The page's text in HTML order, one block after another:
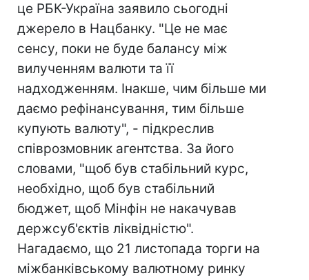
це РБК-Україна заявило сьогодні
джерело в Нацбанку. "Це не має
сенсу, поки не буде балансу між
вилученням валюти та її
надходженням. Інакше, чим більше ми
даємо рефінансування, тим більше
купують валюту", - підкреслив
співрозмовник агентства. За його
словами, "щоб був стабільний курс,
необхідно, щоб був стабільний
бюджет, щоб Мінфін не накачував
держсуб'єктів ліквідністю".
Нагадаємо, що 21 листопада торги на
міжбанківському валютному ринку